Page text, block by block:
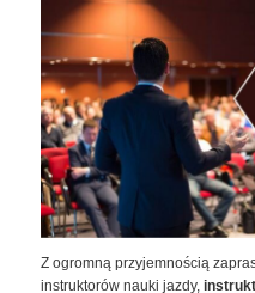
Z ogromną przyjemnością
instruktorów nauki jazdy,